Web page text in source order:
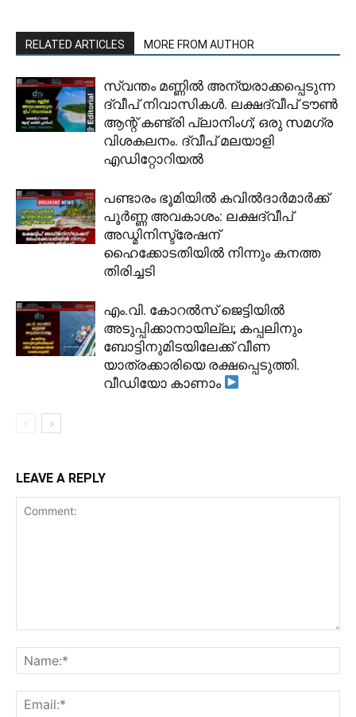
RELATED ARTICLES MORE FROM AUTHOR
സ്വന്തം മണ്ണിൽ അന്യരാക്കപ്പെടുന്ന
ദ്വീപ് നിവാസികൾ. ലക്ഷദ്വീപ് ടൗൺ
ആന്റ് കണ്ട്രി പ്ലാനിംഗ്; ഒരു സമഗ്ര
വിശകലനം. ദ്വീപ് മലയാളി
എഡിറ്റോറിയൽ
പണ്ടാരം ഭൂമിയിൽ കവിൽദാർമാർക്ക്
പൂർണ്ണ അവകാശം: ലക്ഷദ്വീപ്
അഡ്മിനിസ്ട്രേഷന്
ഹൈക്കോടതിയിൽ നിന്നും കനത്ത
തിരിച്ചടി
​എം.വി. കോറൽസ് ജെട്ടിയിൽ
അടുപ്പിക്കാനായില്ല; കപ്പലിനും
ബോട്ടിനുമിടയിലേക്ക് വീണ
യാത്രക്കാരിയെ രക്ഷപ്പെടുത്തി.
വീഡിയോ കാണാം
LEAVE A REPLY